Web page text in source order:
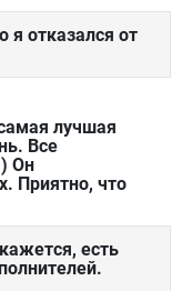
я отказался от
лучшая
Все
Он
Приятно, что
есть